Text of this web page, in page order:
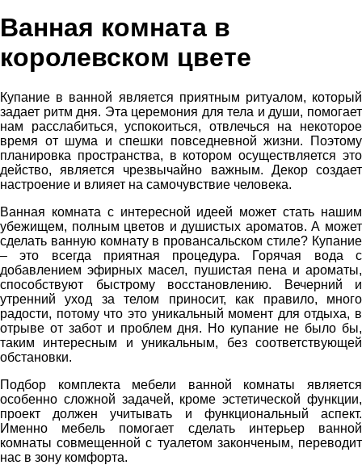
Ванная комната в
королевском цвете
Купание в ванной является приятным ритуалом, который
задает ритм дня. Эта церемония для тела и души, помогает
нам расслабиться, успокоиться, отвлечься на некоторое
время от шума и спешки повседневной жизни. Поэтому
планировка пространства, в котором осуществляется это
действо, является чрезвычайно важным. Декор создает
настроение и влияет на самочувствие человека.
Ванная комната с интересной идеей может стать нашим
убежищем, полным цветов и душистых ароматов. А может
сделать ванную комнату в провансальском стиле? Купание
– это всегда приятная процедура. Горячая вода с
добавлением эфирных масел, пушистая пена и ароматы,
способствуют быстрому восстановлению. Вечерний и
утренний уход за телом приносит, как правило, много
радости, потому что это уникальный момент для отдыха, в
отрыве от забот и проблем дня. Но купание не было бы,
таким интересным и уникальным, без соответствующей
обстановки.
Подбор комплекта мебели ванной комнаты является
особенно сложной задачей, кроме эстетической функции,
проект должен учитывать и функциональный аспект.
Именно мебель помогает сделать интерьер ванной
комнаты совмещенной с туалетом законченым, переводит
нас в зону комфорта.